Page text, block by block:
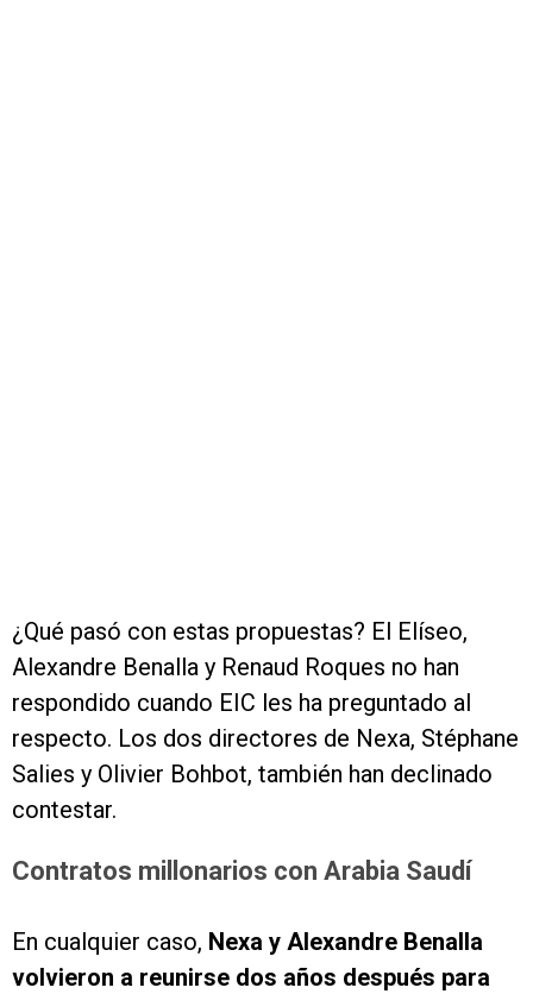
¿Qué pasó con estas propuestas? El Elíseo,
Alexandre Benalla y Renaud Roques no han
respondido cuando EIC les ha preguntado al
respecto. Los dos directores de Nexa, Stéphane
Salies y Olivier Bohbot, también han declinado
contestar.
Contratos millonarios con Arabia Saudí
En cualquier caso, Nexa y Alexandre Benalla
volvieron a reunirse dos años después para